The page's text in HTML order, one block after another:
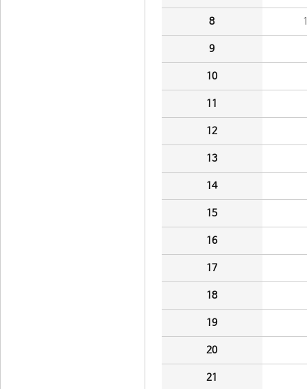
8
9
10
11
12
13
14
15
16
17
18
19
20
21